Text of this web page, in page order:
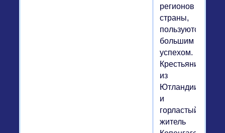
регионов
страны,
пользуются
большим
успехом.
Крестьянин
из
Ютландии
и
горластый
житель